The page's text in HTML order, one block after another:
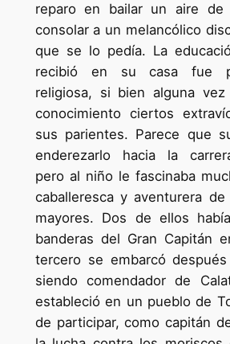
reparo en bailar un aire de
consolar a un melancólico
que se lo pedía. La
recibió en su casa fue
religiosa, si bien alguna
conocimiento ciertos
sus parientes. Parece que
enderezarlo hacia la
pero al niño le fascinaba
caballeresca y aventurera
mayores. Dos de ellos
banderas del Gran Capitán
tercero se embarcó
siendo comendador de
estableció en un pueblo de
de participar, como capitán